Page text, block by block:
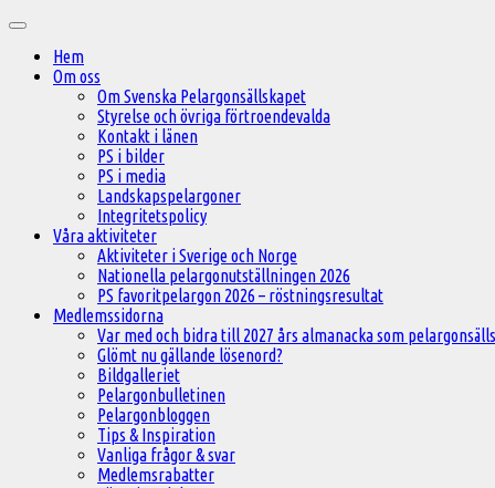
innehåll
Huvudmeny
Hem
Om oss
Om Svenska Pelargonsällskapet
Styrelse och övriga förtroendevalda
Kontakt i länen
PS i bilder
PS i media
Landskapspelargoner
Integritetspolicy
Våra aktiviteter
Aktiviteter i Sverige och Norge
Nationella pelargonutställningen 2026
PS favoritpelargon 2026 – röstningsresultat
Medlemssidorna
Var med och bidra till 2027 års almanacka som
Glömt nu gällande lösenord?
Bildgalleriet
Pelargonbulletinen
Pelargonbloggen
Tips & Inspiration
Vanliga frågor & svar
Medlemsrabatter